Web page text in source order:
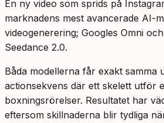
En ny video som sprids på
marknadens mest avancerade AI-
videogenerering; Googles Omni
Seedance 2.0.
Båda modellerna får exakt samma
actionsekvens där ett skelett utför
boxningsrörelser. Resultatet har
eftersom skillnaderna blir tydliga